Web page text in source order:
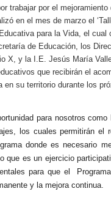
trabajar por el mejoramiento
en el mes de marzo el
para la Vida, el cual
de Educación, los
X, y la I.E. Jesús María
que recibirán el
su territorio durante los
para nosotros
los cuales permitirán el
donde es necesario
que es un ejercicio
para que el
y la mejora continua.